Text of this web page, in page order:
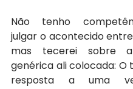
Não tenho
julgar o acontecido
mas tecerei sobre
genérica ali colocada: O
resposta a uma